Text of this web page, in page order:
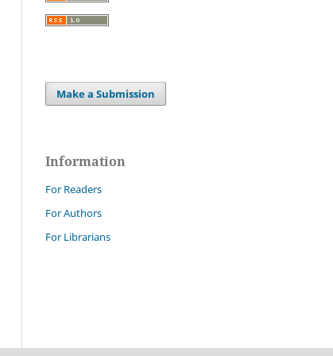
Make a Submission
Information
For Readers
For Authors
For Librarians